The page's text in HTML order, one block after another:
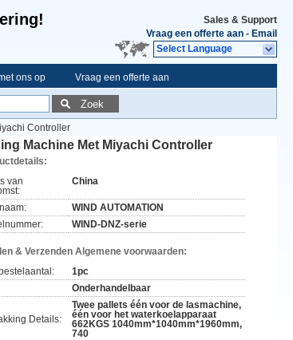
Sales & Support
Vraag een offerte aan - Email
Select Language
ons op Vraag een offerte aan
Zoek
Controller
Machine Met Miyachi Controller
van
China
WIND AUTOMATION
WIND-DNZ-serie
& Verzenden Algemene voorwaarden:
1pc
Onderhandelbaar
Details:
Twee pallets één voor de lasmachine,
één voor het waterkoelapparaat
662KGS 1040mm*1040mm*1960mm,
740